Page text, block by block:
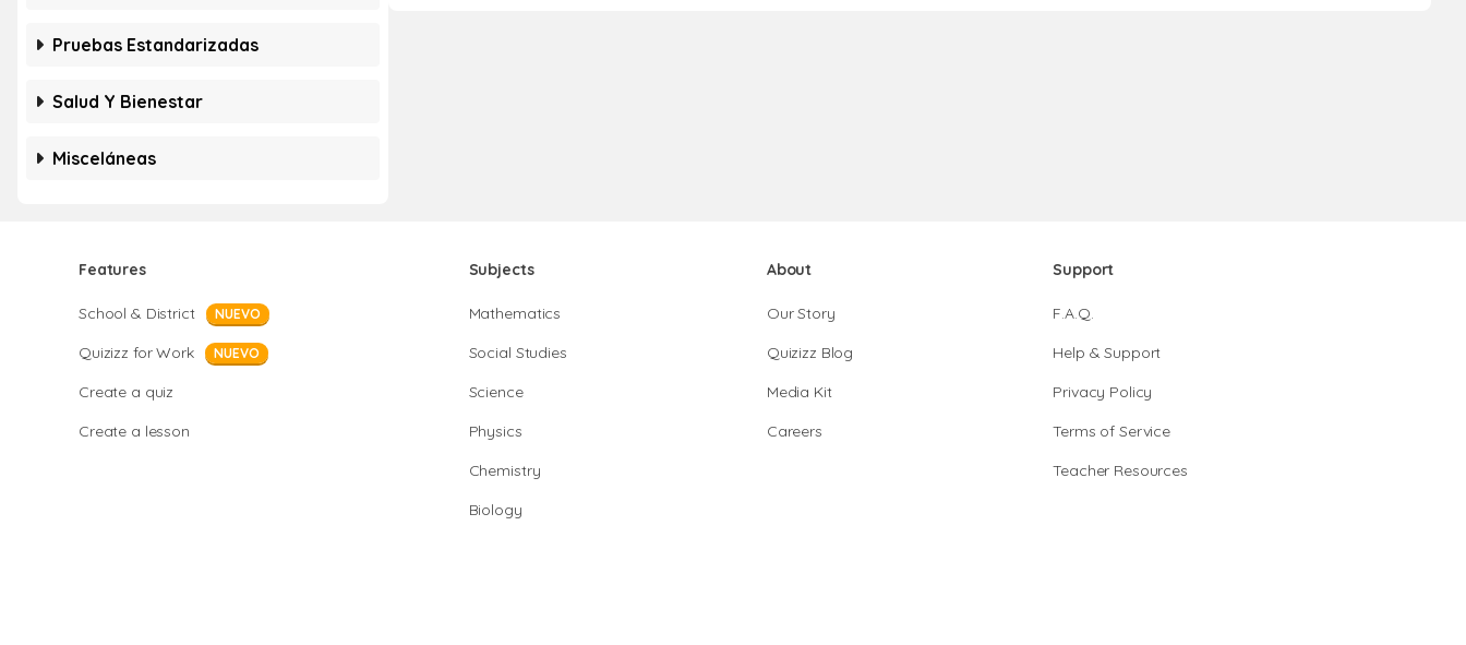
Pruebas Estandarizadas
Salud Y Bienestar
Misceláneas
Features
School & District NUEVO
Quizizz for Work NUEVO
Create a quiz
Create a lesson
Subjects
Mathematics
Social Studies
Science
Physics
Chemistry
Biology
About
Our Story
Quizizz Blog
Media Kit
Careers
Support
F.A.Q.
Help & Support
Privacy Policy
Terms of Service
Teacher Resources